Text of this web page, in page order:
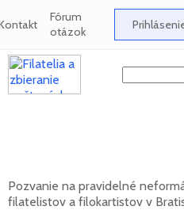
Fórum
otázok
Pozvanie na pravidelné
filatelistov a filokartistov v